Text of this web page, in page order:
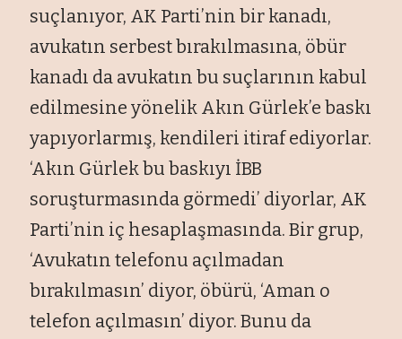
suçlanıyor, AK Parti’nin bir kanadı,
avukatın serbest bırakılmasına, öbür
kanadı da avukatın bu suçlarının kabul
edilmesine yönelik Akın Gürlek’e baskı
yapıyorlarmış, kendileri itiraf ediyorlar.
‘Akın Gürlek bu baskıyı İBB
soruşturmasında görmedi’ diyorlar, AK
Parti’nin iç hesaplaşmasında. Bir grup,
‘Avukatın telefonu açılmadan
bırakılmasın’ diyor, öbürü, ‘Aman o
telefon açılmasın’ diyor. Bunu da